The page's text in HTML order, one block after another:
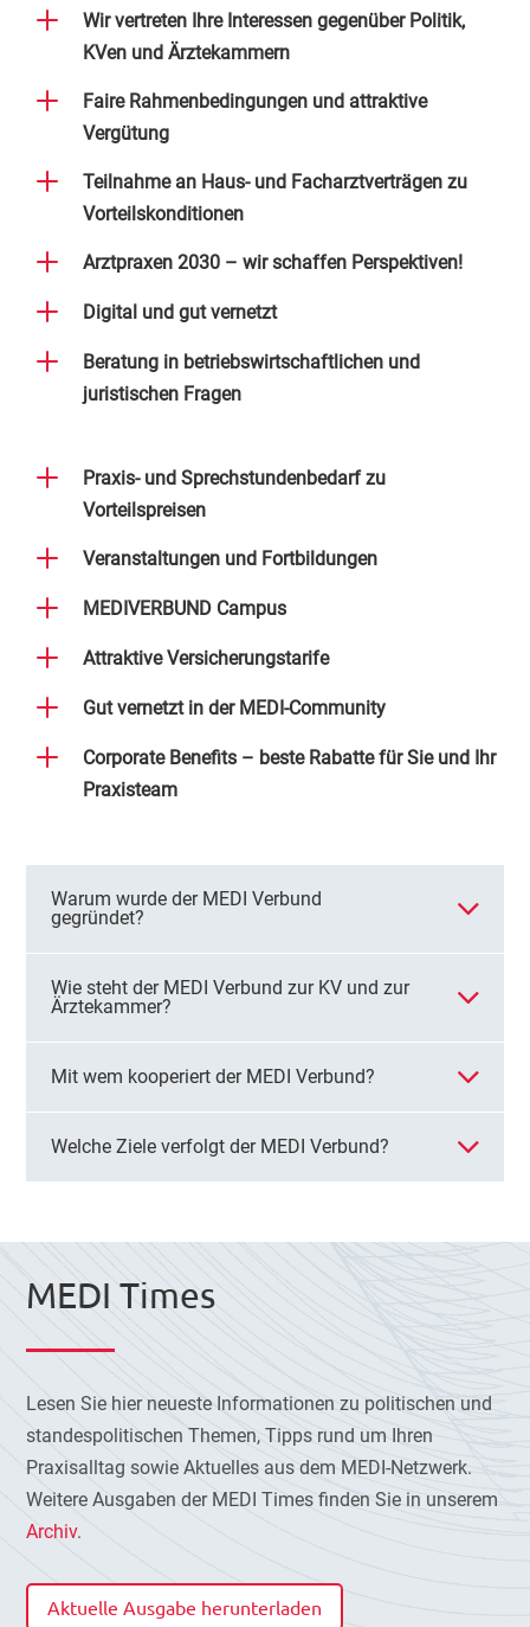
L
Wir vertreten Ihre Interessen gegenüber Politik,
KVen und Ärztekammern
L
Faire Rahmenbedingungen und attraktive
Vergütung
L
Teilnahme an Haus- und Facharztverträgen zu
Vorteilskonditionen
L Arztpraxen 2030 – wir schaffen Perspektiven!
L Digital und gut vernetzt
L
Beratung in betriebswirtschaftlichen und
juristischen Fragen
L
Praxis- und Sprechstundenbedarf zu
Vorteilspreisen
L Veranstaltungen und Fortbildungen
L MEDIVERBUND Campus
L Attraktive Versicherungstarife
L Gut vernetzt in der MEDI-Community
L
Corporate Benefits – beste Rabatte für Sie und Ihr
Praxisteam
Warum wurde der MEDI Verbund
gegründet?
Wie steht der MEDI Verbund zur KV und zur
Ärztekammer?
Mit wem kooperiert der MEDI Verbund?
Welche Ziele verfolgt der MEDI Verbund?
MEDI Times
Lesen Sie hier neueste Informationen zu politischen und
standespolitischen Themen, Tipps rund um Ihren
Praxisalltag sowie Aktuelles aus dem MEDI-Netzwerk.
Weitere Ausgaben der MEDI Times finden Sie in unserem
Archiv.
Aktuelle Ausgabe herunterladen